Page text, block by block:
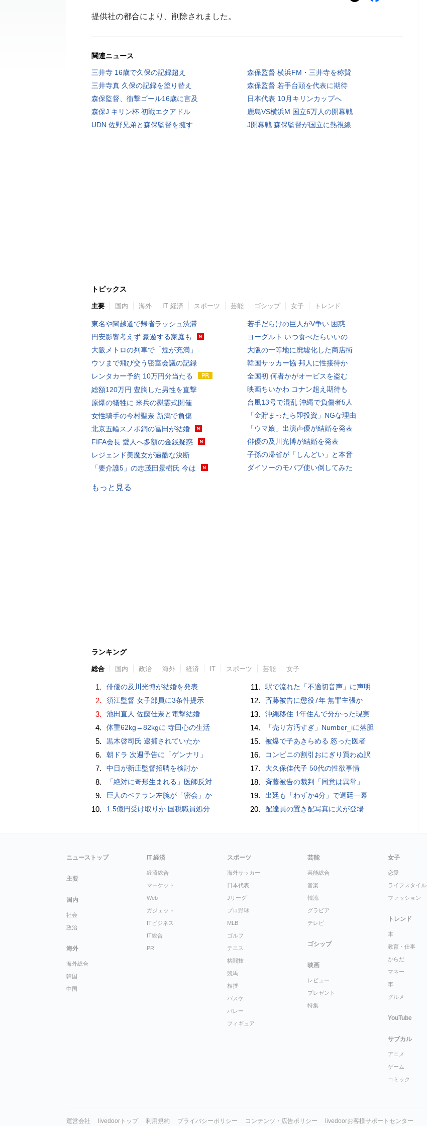
提供社の都合により、削除されました。
関連ニュース
三井寺 16歳で久保の記録超え
森保監督 横浜FM・三井寺を称賛
三井寺真 久保の記録を塗り替え
森保監督 若手台頭を代表に期待
森保監督、衝撃ゴール16歳に言及
日本代表 10月キリンカップへ
森保J キリン杯 初戦エクアドル
鹿島VS横浜M 国立6万人の開幕戦
UDN 佐野兄弟と森保監督を擁す
J開幕戦 森保監督が国立に熱視線
トピックス
主要 国内 海外 IT 経済 スポーツ 芸能 ゴシップ 女子 トレンド
東名や関越道で帰省ラッシュ渋滞
円安影響考えず 豪遊する家庭も
大阪メトロの列車で「煙が充満」
ウソまで飛び交う密室会議の記録
レンタカー予約 10万円分当たる
総額120万円 豊胸した男性を直撃
原爆の犠牲に 米兵の慰霊式開催
女性騎手の今村聖奈 新潟で負傷
北京五輪スノボ銅の冨田が結婚
FIFA会長 愛人へ多額の金銭疑惑
レジェンド美魔女が過酷な決断
「要介護5」の志茂田景樹氏 今は
若手だらけの巨人がV争い 困惑
ヨーグルト いつ食べたらいいの
大阪の一等地に廃墟化した商店街
韓国サッカー協 邦人に性接待か
全国初 何者かがオービスを盗む
映画ちいかわ コナン超え期待も
台風13号で混乱 沖縄で負傷者5人
「金貯まったら即投資」NGな理由
「ウマ娘」出演声優が結婚を発表
俳優の及川光博が結婚を発表
子孫の帰省が「しんどい」と本音
ダイソーのモバブ使い倒してみた
もっと見る
ランキング
総合 国内 政治 海外 経済 IT スポーツ 芸能 女子
1. 俳優の及川光博が結婚を発表
2. 須江監督 女子部員に3条件提示
3. 池田直人 佐藤佳奈と電撃結婚
4. 体重62kg→82kgに 寺田心の生活
5. 黒木啓司氏 逮捕されていたか
6. 朝ドラ 次週予告に「ゲンナリ」
7. 中日が新庄監督招聘を検討か
8. 「絶対に奇形生まれる」医師反対
9. 巨人のベテラン左腕が「密会」か
10. 1.5億円受け取りか 国税職員処分
11. 駅で流れた「不適切音声」に声明
12. 斉藤被告に懲役7年 無罪主張か
13. 沖縄移住 1年住んで分かった現実
14. 「売り方汚すぎ」Number_iに落胆
15. 被爆で子あきらめる 怒った医者
16. コンビニの割引おにぎり買わぬ訳
17. 大久保佳代子 50代の性欲事情
18. 斉藤被告の裁判「同意は異常」
19. 出廷も「わずか4分」で退廷一幕
20. 配達員の置き配写真に犬が登場
ニューストップ
主要
国内
社会
政治
海外
海外総合
韓国
中国
IT 経済
経済総合
マーケット
Web
ガジェット
ITビジネス
IT総合
PR
スポーツ
海外サッカー
日本代表
Jリーグ
プロ野球
MLB
ゴルフ
テニス
格闘技
競馬
相撲
バスケ
バレー
フィギュア
芸能
芸能総合
音楽
韓流
グラビア
テレビ
ゴシップ
映画
レビュー
プレゼント
特集
女子
恋愛
ライフスタイル
ファッション
トレンド
本
教育・仕事
からだ
マネー
車
グルメ
YouTube
サブカル
アニメ
ゲーム
コミック
運営会社 livedoorトップ 利用規約 プライバシーポリシー コンテンツ・広告ポリシー livedoorお客様サポートセンター